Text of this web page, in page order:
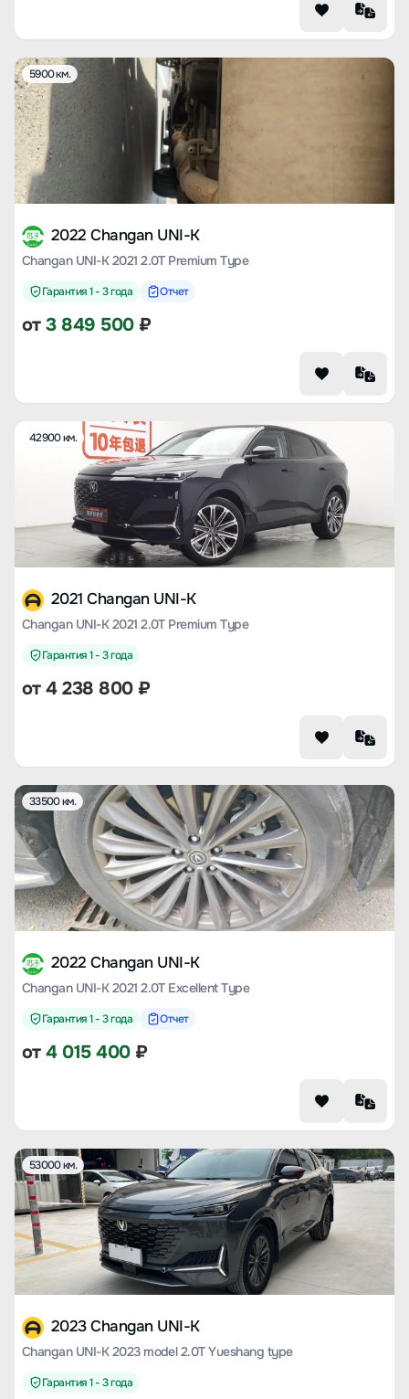
5900 км.
2022 Changan UNI-K
Changan UNI-K 2021 2.0T Premium Type
Гарантия 1 - 3 года Отчет
от3 849 500₽
42900 км.
2021 Changan UNI-K
Changan UNI-K 2021 2.0T Premium Type
Гарантия 1 - 3 года
от4 238 800₽
33500 км.
2022 Changan UNI-K
Changan UNI-K 2021 2.0T Excellent Type
Гарантия 1 - 3 года Отчет
от4 015 400₽
53000 км.
2023 Changan UNI-K
Changan UNI-K 2023 model 2.0T Yueshang type
Гарантия 1 - 3 года